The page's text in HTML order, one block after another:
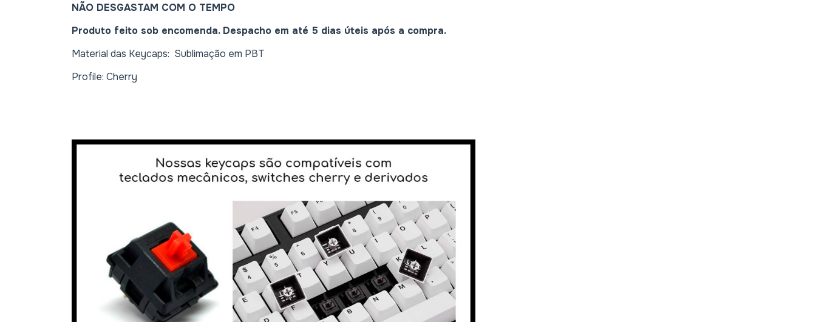
NÃO DESGASTAM COM O TEMPO
Produto feito sob encomenda. Despacho em até 5 dias úteis após a compra.
Material das Keycaps: Sublimação em PBT
Profile: Cherry